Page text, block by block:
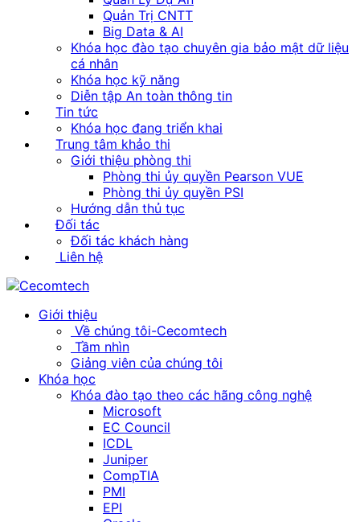
Quản Trị CNTT
Big Data & AI
Khóa học đào tạo chuyên gia bảo mật dữ liệu
cá nhân
Khóa học kỹ năng
Diễn tập An toàn thông tin
Tin tức
Khóa học đang triển khai
Trung tâm khảo thi
Giới thiệu phòng thi
Phòng thi ủy quyền Pearson VUE
Phòng thi ủy quyền PSI
Hướng dẫn thủ tục
Đối tác
Đối tác khách hàng
Liên hệ
Giới thiệu
Về chúng tôi-Cecomtech
Tầm nhìn
Giảng viên của chúng tôi
Khóa học
Khóa đào tạo theo các hãng công nghệ
Microsoft
EC Council
ICDL
Juniper
CompTIA
PMI
EPI